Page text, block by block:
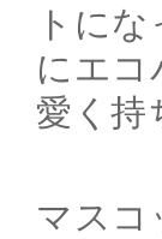
トに
にエコ
愛く持
マスコ